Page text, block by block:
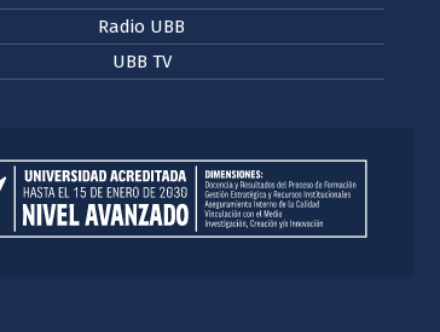
Radio UBB
UBB TV